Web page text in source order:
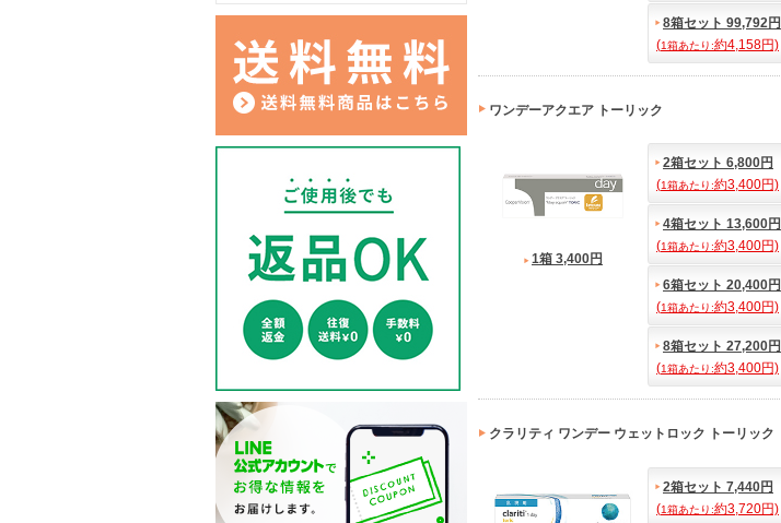
8箱セット 99,792円
(1箱あたり:約4,158円)
ワンデーアクエア トーリック
1箱 3,400円
2箱セット 6,800円
(1箱あたり:約3,400円)
4箱セット 13,600円
(1箱あたり:約3,400円)
6箱セット 20,400円
(1箱あたり:約3,400円)
8箱セット 27,200円
(1箱あたり:約3,400円)
クラリティ ワンデー ウェットロック トーリック
2箱セット 7,440円
(1箱あたり:約3,720円)